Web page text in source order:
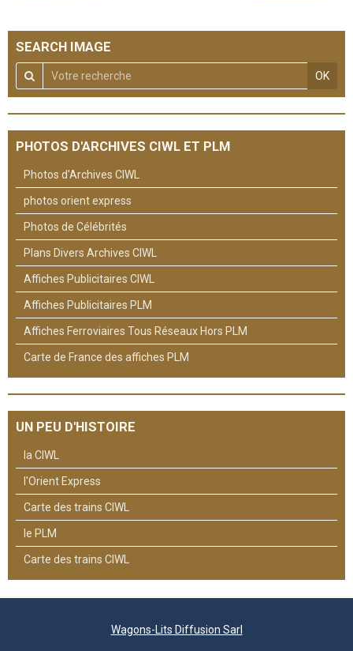
SEARCH IMAGE
OK
PHOTOS D'ARCHIVES CIWL ET PLM
Photos d'Archives CIWL
photos orient express
Photos de Célébrités
Plans Divers Archives CIWL
Affiches Publicitaires CIWL
Affiches Publicitaires PLM
Affiches Ferroviaires Tous Réseaux Hors PLM
Carte de France des affiches PLM
UN PEU D'HISTOIRE
la CIWL
l'Orient Express
Carte des trains CIWL
le PLM
Carte des trains CIWL
Wagons-Lits Diffusion Sarl